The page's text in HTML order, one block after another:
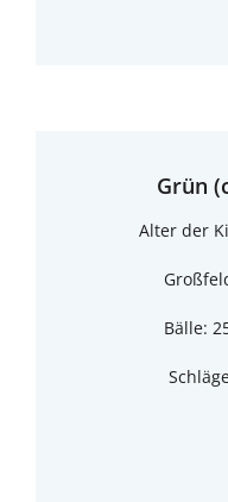
Grün
Alter der
Bälle: